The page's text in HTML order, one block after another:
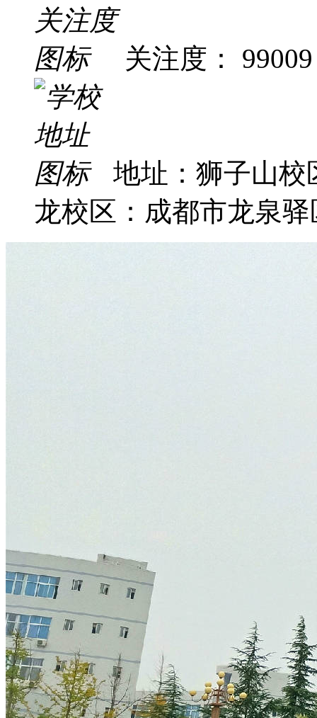
关注度： 99009
地址：狮子山校
龙校区：成都市龙泉